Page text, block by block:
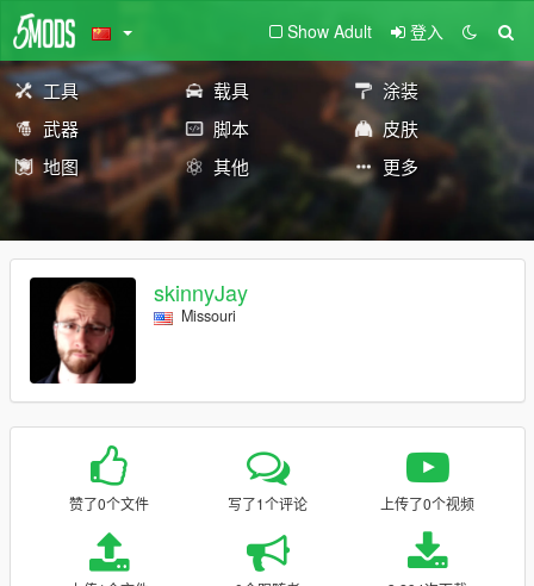
Show Adult 登入
工具 载具
涂装
武器
脚本
皮肤
地图
其他 更多
skinnyJay
Missouri
赞了0个文件 写了1个评论 上传了0个视频